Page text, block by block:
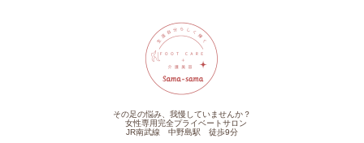
その足の悩み、我慢していませんか？
女性専用完全プライベートサロン
JR南武線 中野島駅 徒歩9分